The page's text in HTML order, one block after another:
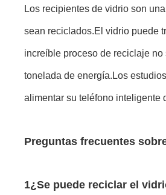
Los recipientes de vidrio son
sean reciclados.El vidrio puede
increíble proceso de reciclaje
tonelada de energía.Los
alimentar su teléfono inteligente
Preguntas frecuentes
1¿Se puede reciclar el